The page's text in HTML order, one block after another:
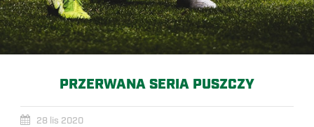
PRZERWANA SERIA PUSZCZY
28 lis 2020